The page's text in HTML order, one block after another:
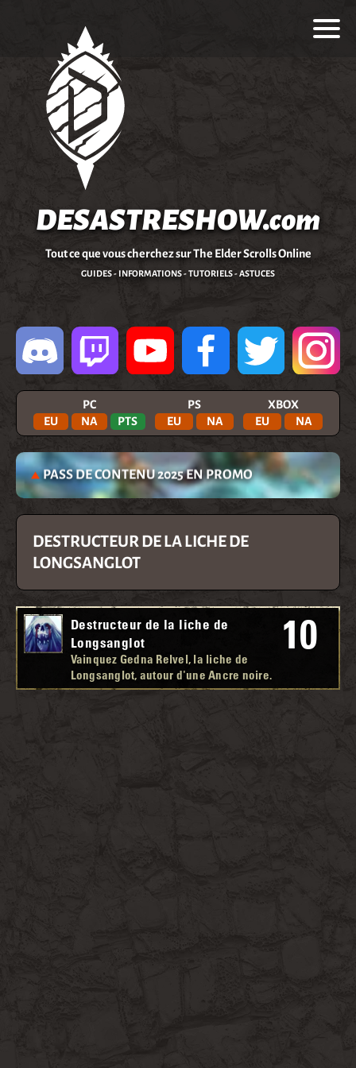
DESASTRESHOW.com
Tout ce que vous cherchez sur The Elder Scrolls Online
GUIDES - INFORMATIONS - TUTORIELS - ASTUCES
PC
EU
NA PTS
PS
EU
NA
XBOX
EU
NA
PASS DE CONTENU 2025 EN PROMO
DESTRUCTEUR DE LA LICHE DE
LONGSANGLOT
Destructeur de la liche de
Longsanglot
Vainquez Gedna Relvel, la liche de
Longsanglot, autour d'une Ancre noire.
10